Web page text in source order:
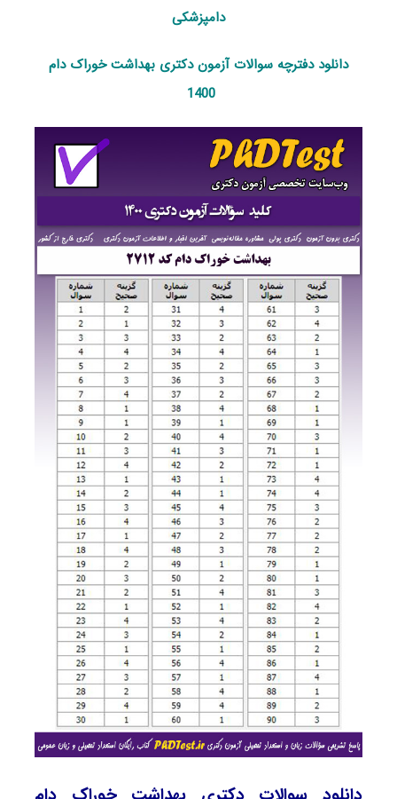
دامپزشکی
دانلود دفترچه سوالات آزمون دکتری بهداشت خوراک دام
1400